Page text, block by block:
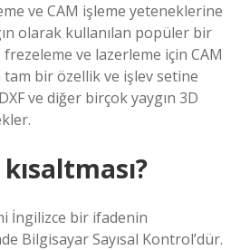
ve CAM işleme yeteneklerine
olarak kullanılan popüler bir
frezeleme ve lazerleme için CAM
tam bir özellik ve işlev setine
ve diğer birçok yaygın 3D
İngilizce bir ifadenin
Bilgisayar Sayısal Kontrol’dür.